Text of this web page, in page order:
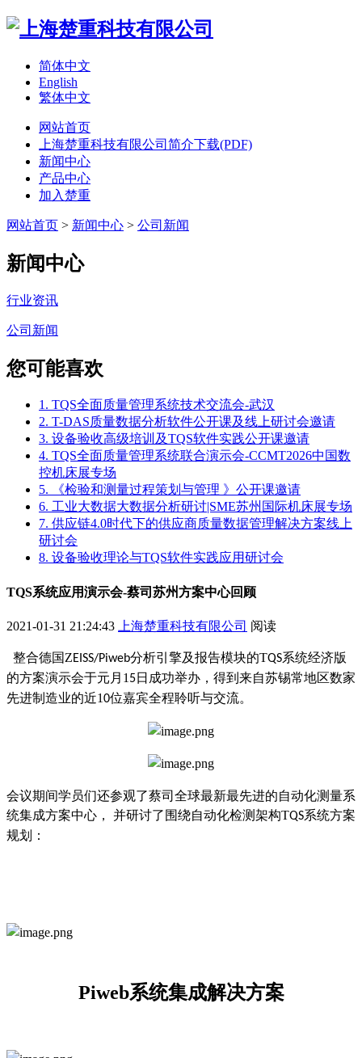
简体中文
English
繁体中文
网站首页
上海楚重科技有限公司简介下载(PDF)
新闻中心
产品中心
加入楚重
网站首页 > 新闻中心 > 公司新闻
新闻中心
行业资讯
公司新闻
您可能喜欢
1. TQS全面质量管理系统技术交流会-武汉
2. T-DAS质量数据分析软件公开课及线上研讨会邀请
3. 设备验收高级培训及TQS软件实践公开课邀请
4. TQS全面质量管理系统联合演示会-CCMT2026中国数
控机床展专场
5. 《检验和测量过程策划与管理 》公开课邀请
6. 工业大数据大数据分析研讨|SME苏州国际机床展专场
7. 供应链4.0时代下的供应商质量数据管理解决方案线上
研讨会
8. 设备验收理论与TQS软件实践应用研讨会
TQS系统应用演示会-蔡司苏州方案中心回顾
2021-01-31 21:24:43 上海楚重科技有限公司 阅读
整合德国ZEISS/Piweb分析引擎及报告模块的TQS系统经济版
的方案演示会于元月 1 5日成功举办，得到来自苏锡常地区数家
先进制造业的近10位嘉宾全程聆听与交流。
会议期间学员们还参观了蔡司全球最新最先进的自动化测量系
统集成方案中心，
并研讨了围绕自动化检测架构TQS系统方案
规划：
Piweb系统集成解决方案